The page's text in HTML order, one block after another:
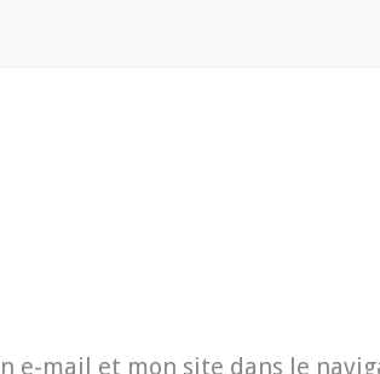
e-mail et mon site dans le